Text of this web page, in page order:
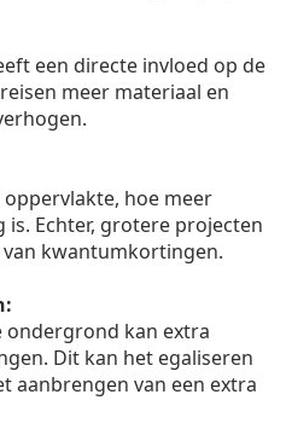
een directe invloed op de
meer materiaal en
hoe meer
Echter, grotere projecten
kwantumkortingen.
ondergrond kan extra
Dit kan het egaliseren
aanbrengen van een extra